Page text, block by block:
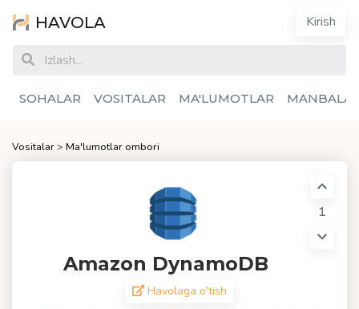
HAVOLA Kirish
SOHALAR VOSITALAR MA'LUMOTLAR
Vositalar> Ma'lumotlar ombori
Amazon DynamoDB
Havolaga o'tish
1